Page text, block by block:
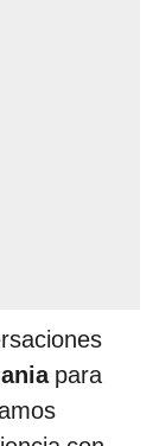
para